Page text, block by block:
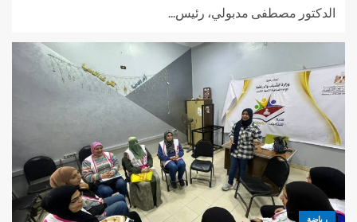
الدكتور مصطفى مدبولي، رئيس...
رياضة